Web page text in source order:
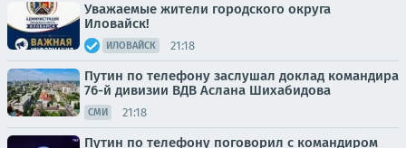
Уважаемые жители городского округа
Иловайск!
ИЛОВАЙСК 21:18
Путин по телефону заслушал доклад командира
76-й дивизии ВДВ Аслана Шихабидова
СМИ 21:18
Путин по телефону поговорил с командиром